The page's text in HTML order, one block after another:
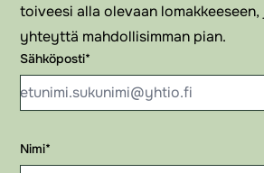
toiveesi alla olevaan
yhteyttä mahdollisimman pian.
Sähköposti*
Nimi*